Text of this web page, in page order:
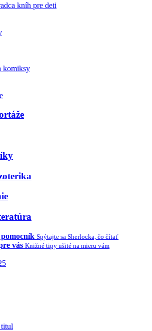
kníh pre deti
komiksy
Spýtajte sa Sherlocka, čo čítať
vás Knižné tipy ušité na mieru vám